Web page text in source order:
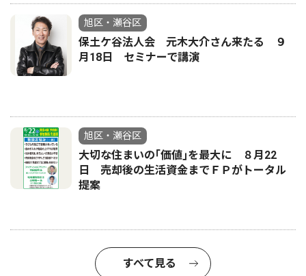
旭区・瀬谷区
保土ケ谷法人会 元木大介さん来たる ９
月18日 セミナーで講演
旭区・瀬谷区
大切な住まいの｢価値｣を最大に ８月22
日 売却後の生活資金までＦＰがトータル
提案
すべて見る